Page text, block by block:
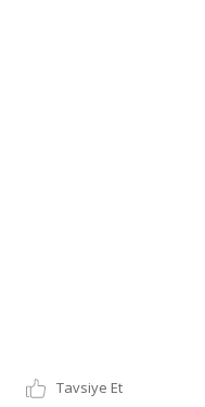
Tavsiye Et